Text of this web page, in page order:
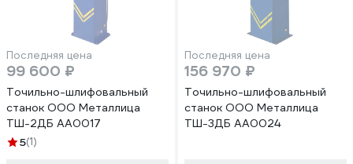
Последняя цена
99 600 ₽
Точильно-шлифовальный
станок ООО Металлица
ТШ-2ДБ АА0017
5(1)
Последняя цена
156 970 ₽
Точильно-шлифовальный
станок ООО Металлица
ТШ-3ДБ АА0024